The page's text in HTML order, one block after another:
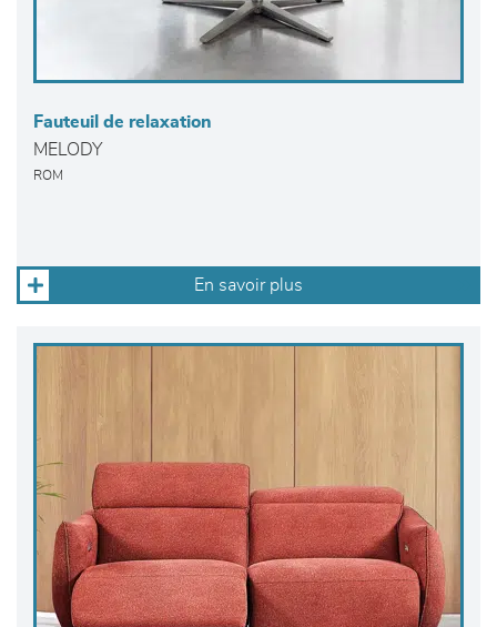
Fauteuil de relaxation
MELODY
ROM
En savoir plus